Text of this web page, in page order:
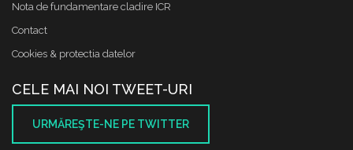
Nota de fundamentare cladire ICR
Contact
Cookies & protectia datelor
CELE MAI NOI TWEET-URI
URMĂREŞTE-NE PE TWITTER